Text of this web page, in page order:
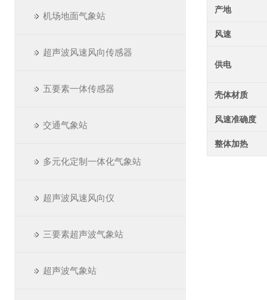
机场地面气象站
超声波风速风向传感器
五要素一体传感器
交通气象站
多元化定制一体化气象站
超声波风速风向仪
三要素超声波气象站
超声波气象站
产地
风速
供电
壳体材质
风速准确度
整体加热